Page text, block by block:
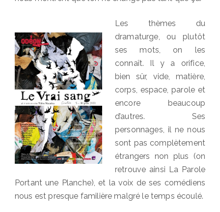
Les thèmes du
dramaturge, ou plutôt
ses mots, on les
connaît. Il y a orifice,
bien sûr, vide, matière,
corps, espace, parole et
encore beaucoup
d’autres. Ses
personnages, il ne nous
sont pas complètement
étrangers non plus (on
retrouve ainsi La Parole
Portant une Planche), et la voix de ses comédiens
nous est presque familière malgré le temps écoulé.